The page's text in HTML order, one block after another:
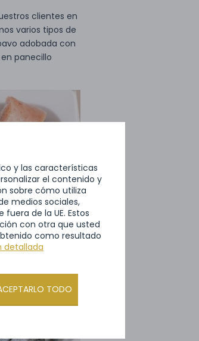
clientes en
varios tipos de
adobada con
panecillo
y las características
el contenido y
sobre cómo utiliza
medios sociales,
de la UE. Estos
con otra que usted
como resultado
detallada
TODO